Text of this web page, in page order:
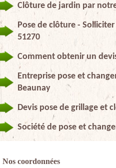
Clôture de jardin par
Pose de clôture -
51270
Comment obtenir un
Entreprise pose et
Beaunay
Devis pose de grillage et
Société de pose et
Nos coordonnées